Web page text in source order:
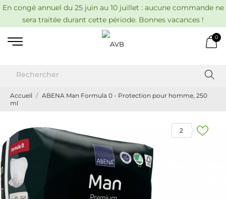
En congé annuel du 25 juin au 10 juillet : aucune commande ne
sera traitée durant cette période. Bonnes vacances !
0
Accueil
ABENA Man Formula 0 - Protection pour homme, 250
ml
2